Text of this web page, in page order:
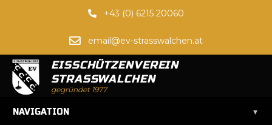
+43 (0) 6215 20060
email@ev-strasswalchen.at
EISSCHÜTZENVEREIN
STRASSWALCHEN
gegründet 1977
NAVIGATION ▾